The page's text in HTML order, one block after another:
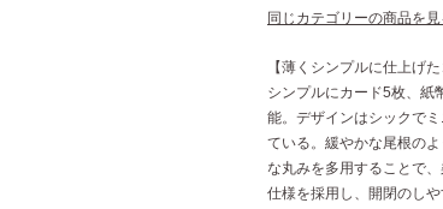
同じカテゴリーの商品を見
【薄くシンプルに仕上げ
シンプルにカード5枚、紙
能。デザインはシックで
ている。緩やかな尾根の
な丸みを多用することで
仕様を採用し、開閉のし